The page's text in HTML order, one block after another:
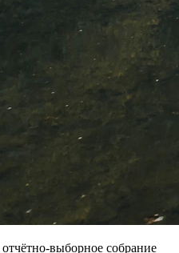
отчётно-выборное собрание